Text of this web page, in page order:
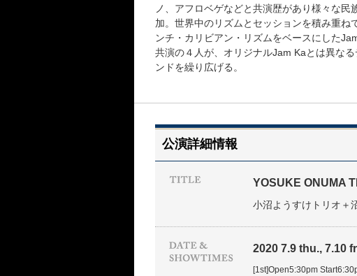
ノ、アフロベゲなどと共演歴があり様々な
加。世界中のリズムとセッションを積み重
ンチ・カリビアン・リズムをベースにした
共演の４人が、オリジナルJam Kaとは異な
ンドを繰り広げる。
公演詳細情報
YOSUKE ONUMA
小沼ようすけトリオ＋
2020 7.9 thu., 7.10
[1st]Open5:30pm